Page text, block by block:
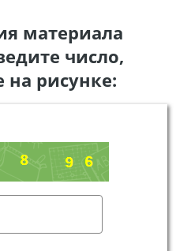
материала
число,
рисунке: